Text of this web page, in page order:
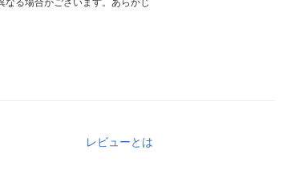
る場合がございます。あらかじ
レビューとは